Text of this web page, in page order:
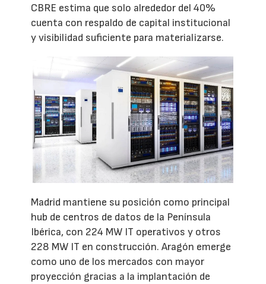
CBRE estima que solo alrededor del 40%
cuenta con respaldo de capital institucional
y visibilidad suficiente para materializarse.
Madrid mantiene su posición como principal
hub de centros de datos de la Península
Ibérica, con 224 MW IT operativos y otros
228 MW IT en construcción. Aragón emerge
como uno de los mercados con mayor
proyección gracias a la implantación de